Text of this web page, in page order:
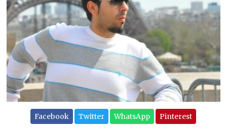
Facebook Twitter WhatsApp Pinterest